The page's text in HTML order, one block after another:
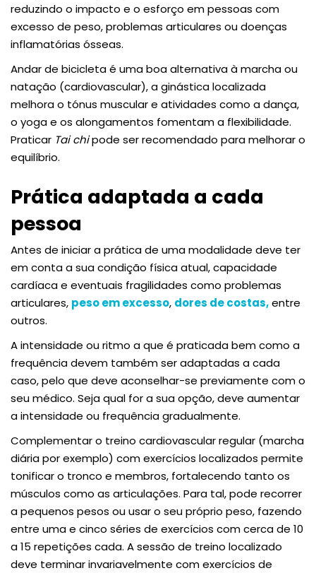
reduzindo o impacto e o esforço em pessoas com
excesso de peso, problemas articulares ou doenças
inflamatórias ósseas.
Andar de bicicleta é uma boa alternativa à marcha ou
natação (cardiovascular), a ginástica localizada
melhora o tónus muscular e atividades como a dança,
o yoga e os alongamentos fomentam a flexibilidade.
Praticar Tai chipode ser recomendado para melhorar o
equilíbrio.
Prática adaptada a cada
pessoa
Antes de iniciar a prática de uma modalidade deve ter
em conta a sua condição física atual, capacidade
cardíaca e eventuais fragilidades como problemas
articulares, peso em excesso, dores de costas,entre
outros.
A intensidade ou ritmo a que é praticada bem como a
frequência devem também ser adaptadas a cada
caso, pelo que deve aconselhar-se previamente com o
seu médico. Seja qual for a sua opção, deve aumentar
a intensidade ou frequência gradualmente.
Complementar o treino cardiovascular regular (marcha
diária por exemplo) com exercícios localizados permite
tonificar o tronco e membros, fortalecendo tanto os
músculos como as articulações. Para tal, pode recorrer
a pequenos pesos ou usar o seu próprio peso, fazendo
entre uma e cinco séries de exercícios com cerca de 10
a 15 repetições cada. A sessão de treino localizado
deve terminar invariavelmente com exercícios de